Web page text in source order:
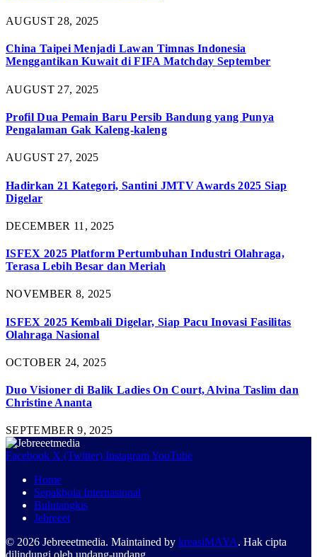
AUGUST 28, 2025
China Taipei Menjadi Lawan Timnas Indonesia
Menggantikan Kuwait di FIFA Matchday September
AUGUST 27, 2025
Profil Dua Pemain Baru Persib Bandung yang Punya
Pengalaman Gak Kaleng-kaleng
AUGUST 27, 2025
Hadirkan 21 Kategori, Santini JMTV Awards 2025 Siap
Digelar
DECEMBER 11, 2025
ISFEX 2025 Platform Pertumbuhan Industri Olahraga,
Terasa Lebih Besar dan Meriah
NOVEMBER 8, 2025
ISFEX 2025 Kembali Digelar, Siap Pacu Inovasi Fasilitas
Olahraga Nasional
OCTOBER 24, 2025
Duo Visioner di Balik Ladies On Court, Alvina Taslim dan
Christine Ananta
SEPTEMBER 9, 2025
Facebook X (Twitter) InstagramYouTube
Home
Sepakbola Internasional
Bulutangkis
Jebreeet
© 2026 Jebreeetmedia. Maintained by kreasiMAYA. Hak cipta